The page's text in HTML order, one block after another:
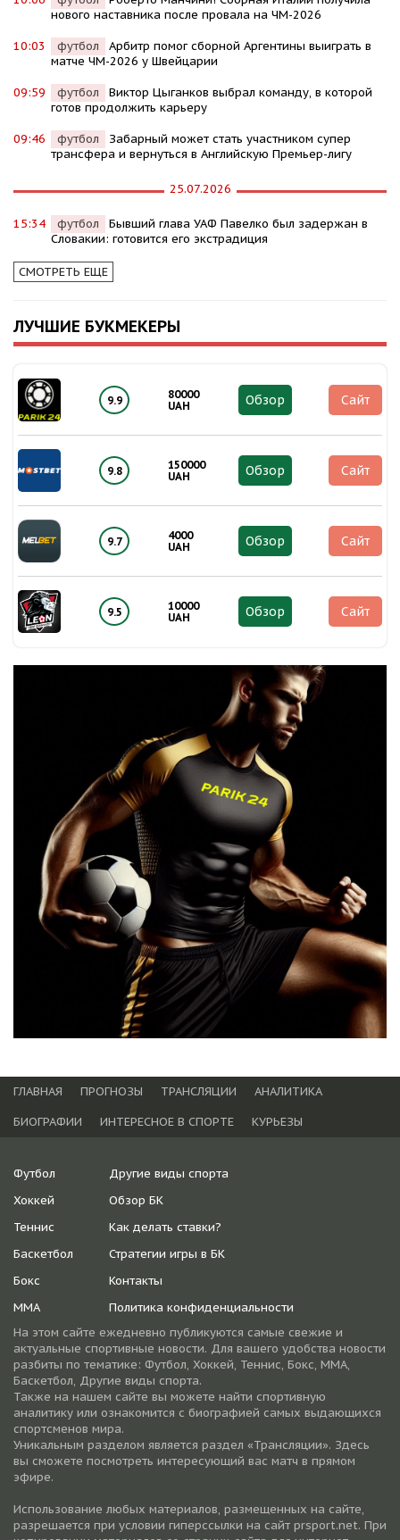
нового наставника после провала на ЧМ-2026
10:03 футбол
Арбитр помог сборной Аргентины выиграть в
матче ЧМ-2026 у Швейцарии
09:59 футбол
Виктор Цыганков выбрал команду, в которой
готов продолжить карьеру
09:46 футбол
Забарный может стать участником супер
трансфера и вернуться в Английскую Премьер-лигу
25.07.2026
15:34 футбол
Бывший глава УАФ Павелко был задержан в
Словакии: готовится его экстрадиция
СМОТРЕТЬ ЕЩЕ
ЛУЧШИЕ БУКМЕКЕРЫ
9.9
80000
UAH
Обзор Сайт
9.8
150000
UAH
Обзор Сайт
9.7
4000
UAH
Обзор Сайт
9.5
10000
UAH
Обзор Сайт
ГЛАВНАЯ ПРОГНОЗЫ ТРАНСЛЯЦИИ
АНАЛИТИКА
БИОГРАФИИ
ИНТЕРЕСНОЕ В СПОРТЕ КУРЬЕЗЫ
Футбол
Хоккей
Теннис
Баскетбол
Бокс
ММА
Другие виды спорта
Обзор БК
Как делать ставки?
Стратегии игры в БК
Контакты
Политика конфиденциальности
На этом сайте ежедневно публикуются самые свежие и
актуальные спортивные новости. Для вашего удобства новости
разбиты по тематике: Футбол, Хоккей, Теннис, Бокс, ММА,
Баскетбол, Другие виды спорта.
Также на нашем сайте вы можете найти спортивную
аналитику или ознакомится с биографией самых выдающихся
спортсменов мира.
Уникальным разделом является раздел «Трансляции». Здесь
вы сможете посмотреть интересующий вас матч в прямом
эфире.
Использование любых материалов, размещенных на сайте,
разрешается при условии гиперссылки на cайт prsport.net. При